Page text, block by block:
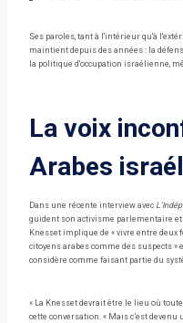
Ses paroles, tant à l'intérieur qu'à
maintient depuis des années : la
la politique d'occupation israélienne,
La voix
Arabes
Dans une récente interview avec
guident son activisme parlementaire et
Knesset implique de « vivre entre deux
citoyens arabes comme des suspects »
considère comme faisant partie du
« La Knesset devrait être le lieu où
cette conversation. « Mais c’est